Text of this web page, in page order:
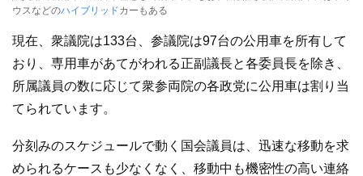
ウスなどのハイブリッドカーもある
現在、衆議院は133台、参議院は97台の公用車を所有して
おり、専用車があてがわれる正副議長と各委員長を除き、
所属議員の数に応じて衆参両院の各政党に公用車は割り当
てられています。
分刻みのスケジュールで動く国会議員は、迅速な移動を求
められるケースも少なくなく、移動中も機密性の高い連絡